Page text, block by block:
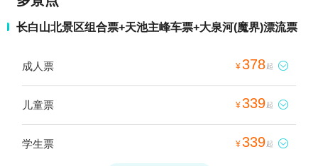
长白山北景区组合票+天池主峰车票+大泉河(魔界)漂流票
成人票 ¥378起 
儿童票 ¥339起 
学生票 ¥339起 